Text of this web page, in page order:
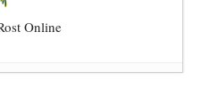
Online
despre